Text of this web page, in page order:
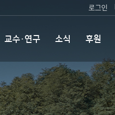
오
로그인
교수·연구 소식 후원